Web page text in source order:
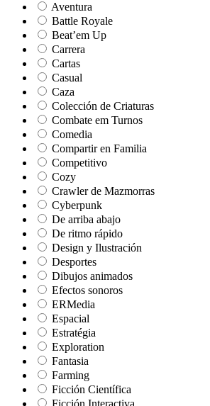
Aventura
Battle Royale
Beat’em Up
Carrera
Cartas
Casual
Caza
Colección de Criaturas
Combate em Turnos
Comedia
Compartir en Familia
Competitivo
Cozy
Crawler de Mazmorras
Cyberpunk
De arriba abajo
De ritmo rápido
Design y Ilustración
Desportes
Dibujos animados
Efectos sonoros
ERMedia
Espacial
Estratégia
Exploration
Fantasia
Farming
Ficción Científica